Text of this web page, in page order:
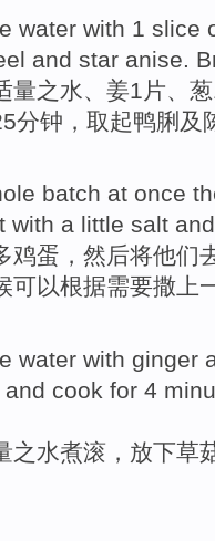
water with 1 slice
and star anise .
量之水 姜1 片 葱
分钟，取起鸭脷及
batch at once
with a little salt and
鸡蛋， 然后将他们
可以根据需要撒上
water with ginger
cook for 4
之水煮滚，放下草